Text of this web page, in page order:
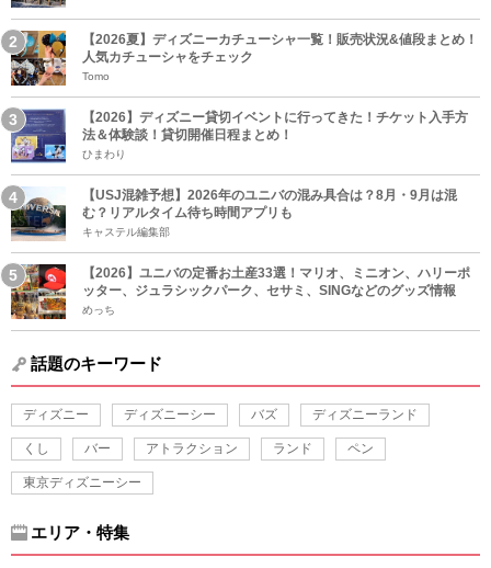
【2026夏】ディズニーカチューシャ一覧！販売状況&値段まとめ！
人気カチューシャをチェック
Tomo
【2026】ディズニー貸切イベントに行ってきた！チケット入手方
法＆体験談！貸切開催日程まとめ！
ひまわり
【USJ混雑予想】2026年のユニバの混み具合は？8月・9月は混
む？リアルタイム待ち時間アプリも
キャステル編集部
【2026】ユニバの定番お土産33選！マリオ、ミニオン、ハリーポ
ッター、ジュラシックパーク、セサミ、SINGなどのグッズ情報
めっち
話題のキーワード
ディズニー ディズニーシー バズ ディズニーランド
くし バー アトラクション ランド ペン
東京ディズニーシー
エリア・特集